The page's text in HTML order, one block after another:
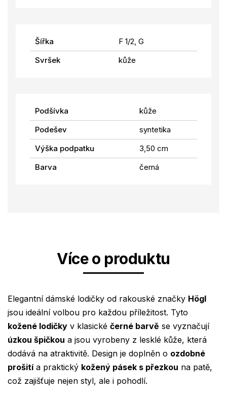
Šířka
F 1/2, G
Svršek
kůže
Podšívka
kůže
Podešev
syntetika
Výška podpatku
3,50 cm
Barva
černá
Více o produktu
Elegantní dámské lodičky od rakouské značky Högl
jsou ideální volbou pro každou příležitost. Tyto
kožené lodičky v klasické černé barvě se vyznačují
úzkou špičkou a jsou vyrobeny z lesklé kůže, která
dodává na atraktivitě. Design je doplněn o ozdobné
prošitía praktický kožený pásek s přezkou na patě,
což zajišťuje nejen styl, ale i pohodlí.